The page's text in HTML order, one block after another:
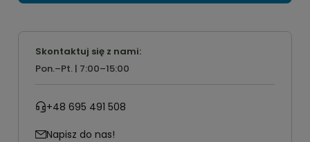
Skontaktuj się z nami:
Pon.–Pt. | 7:00–15:00
+48 695 491 508
Napisz do nas!